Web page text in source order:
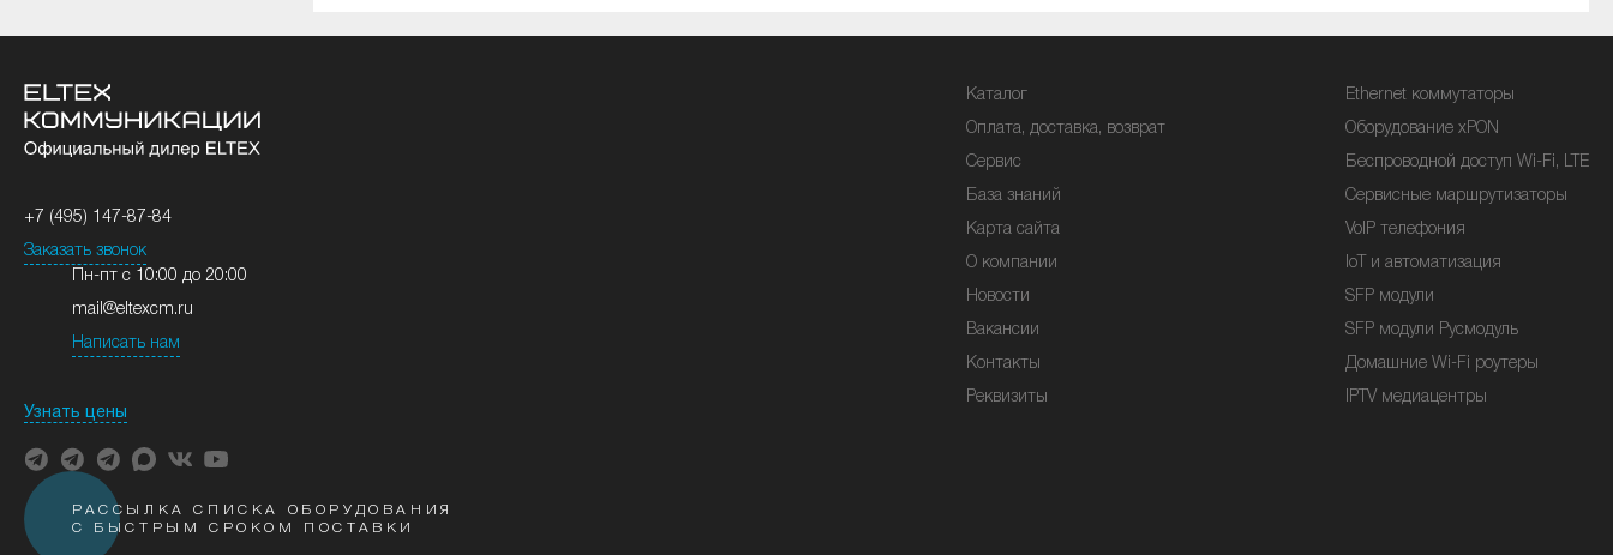
+7 (495) 147-87-84
Заказать звонок
Пн-пт с 10:00 до 20:00
mail@eltexcm.ru
Написать нам
Узнать цены
Каталог
Оплата, доставка, возврат
Сервис
База знаний
Карта сайта
О компании
Новости
Вакансии
Контакты
Реквизиты
Ethernet коммутаторы
Оборудование xPON
Беспроводной доступ Wi-Fi, LTE
Сервисные маршрутизаторы
VoIP телефония
IoT и автоматизация
SFP модули
SFP модули Русмодуль
Домашние Wi-Fi роутеры
IPTV медиацентры
РАССЫЛКА СПИСКА ОБОРУДОВАНИЯ
С БЫСТРЫМ СРОКОМ ПОСТАВКИ